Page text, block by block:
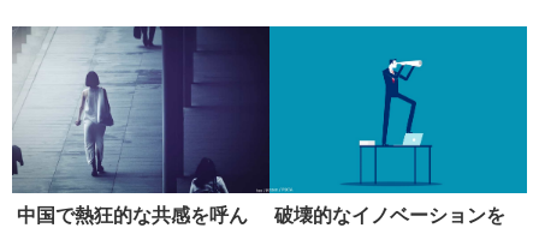
中国で熱狂的な共感を呼ん
破壊的なイノベーションを